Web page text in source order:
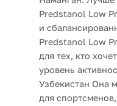
Predstanol Low
и
Predstanol Low
для тех, кто
уровень
Узбекистан Она
для